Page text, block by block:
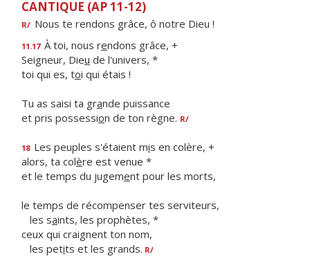
CANTIQUE (AP 11-12)
R/ Nous te rendons grâce, ô notre Dieu !
11.17 À toi, nous rendons grâce, +
Seigneur, Dieu de l'univers, *
toi qui es, toi qui étais !
Tu as saisi ta grande puissance
et pris possession de ton règne. R/
18 Les peuples s'étaient mis en colère, +
alors, ta colère est venue *
et le temps du jugement pour les morts,
le temps de récompenser tes serviteurs,
les saints, les prophètes, *
ceux qui craignent ton nom,
les petits et les grands. R/